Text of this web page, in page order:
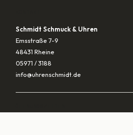
Schmidt Schmuck & Uhren
Emsstraße 7-9
48431 Rheine
05971 / 3188
info@uhrenschmidt.de